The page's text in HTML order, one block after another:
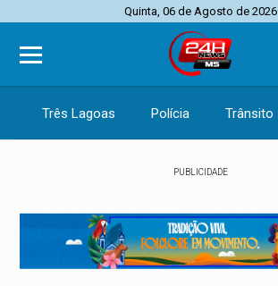
Quinta, 06 de Agosto de 2026
Três Lagoas Polícia Trânsito
PUBLICIDADE